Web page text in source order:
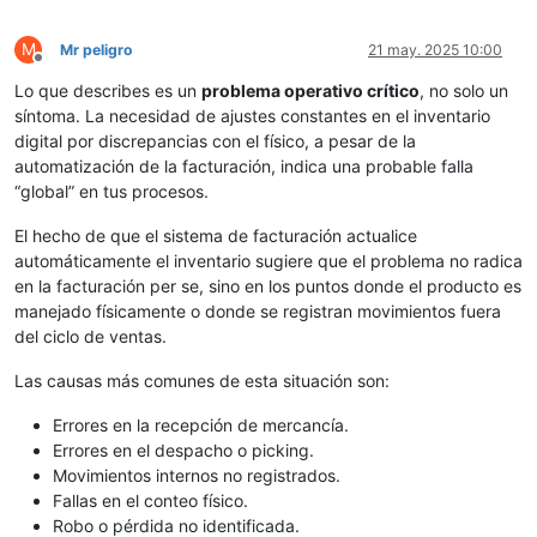
M
Desconectado
Mr peligro 21 may. 2025 10:00
Lo que describes es un problema operativo crítico, no solo un
síntoma. La necesidad de ajustes constantes en el inventario
digital por discrepancias con el físico, a pesar de la
automatización de la facturación, indica una probable falla
“global” en tus procesos.
El hecho de que el sistema de facturación actualice
automáticamente el inventario sugiere que el problema no radica
en la facturación per se, sino en los puntos donde el producto es
manejado físicamente o donde se registran movimientos fuera
del ciclo de ventas.
Las causas más comunes de esta situación son:
Errores en la recepción de mercancía.
Errores en el despacho o picking.
Movimientos internos no registrados.
Fallas en el conteo físico.
Robo o pérdida no identificada.